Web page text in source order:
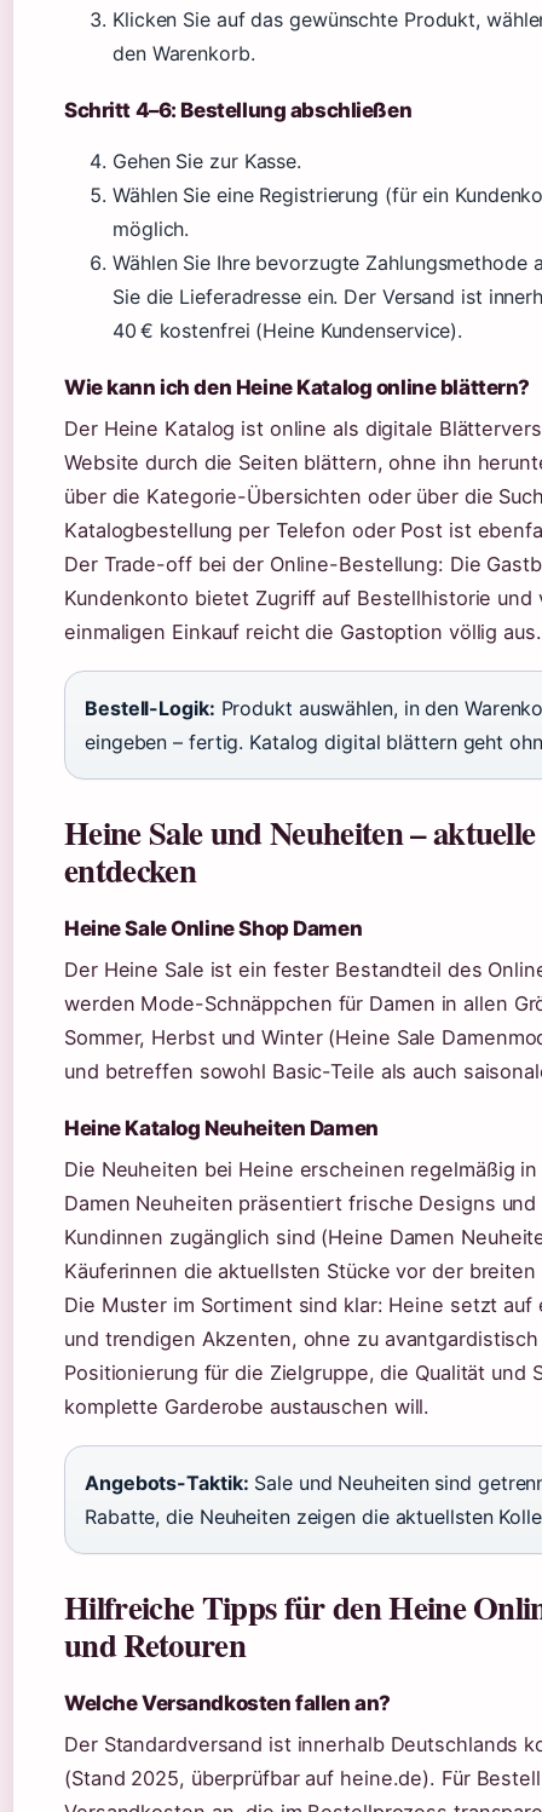
Klicken Sie auf das gewünschte Produkt,
den Warenkorb.
Schritt 4–6: Bestellung abschließen
Gehen Sie zur Kasse.
Wählen Sie eine Registrierung (für ein
möglich.
Wählen Sie Ihre bevorzugte
Sie die Lieferadresse ein. Der Versand ist
40 € kostenfrei (Heine Kundenservice).
Wie kann ich den Heine Katalog online blättern?
Der Heine Katalog ist online als digitale
Website durch die Seiten blättern, ohne ihn
über die Kategorie-Übersichten oder über die
Katalogbestellung per Telefon oder Post ist
Der Trade-off bei der Online-Bestellung: Die
Kundenkonto bietet Zugriff auf Bestellhistorie und
einmaligen Einkauf reicht die Gastoption völlig aus.
Bestell-Logik: Produkt auswählen, in den
eingeben – fertig. Katalog digital blättern geht
Heine Sale und Neuheiten –
entdecken
Heine Sale Online Shop Damen
Der Heine Sale ist ein fester Bestandteil des
werden Mode-Schnäppchen für Damen in allen
Sommer, Herbst und Winter (Heine Sale
und betreffen sowohl Basic-Teile als auch
Heine Katalog Neuheiten Damen
Die Neuheiten bei Heine erscheinen regelmäßig
Damen Neuheiten präsentiert frische Designs
Kundinnen zugänglich sind (Heine Damen
Käuferinnen die aktuellsten Stücke vor der breiten
Die Muster im Sortiment sind klar: Heine setzt
und trendigen Akzenten, ohne zu
Positionierung für die Zielgruppe, die Qualität und
komplette Garderobe austauschen will.
Angebots-Taktik: Sale und Neuheiten sind
Rabatte, die Neuheiten zeigen die aktuellsten
Hilfreiche Tipps für den Heine
und Retouren
Welche Versandkosten fallen an?
Der Standardversand ist innerhalb Deutschlands
(Stand 2025, überprüfbar auf heine.de). Für